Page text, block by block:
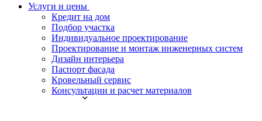
Услуги и цены
Кредит на дом
Подбор участка
Индивидуальное проектирование
Проектирование и монтаж инженерных систем
Дизайн интерьера
Паспорт фасада
Кровельный сервис
Консультации и расчет материалов